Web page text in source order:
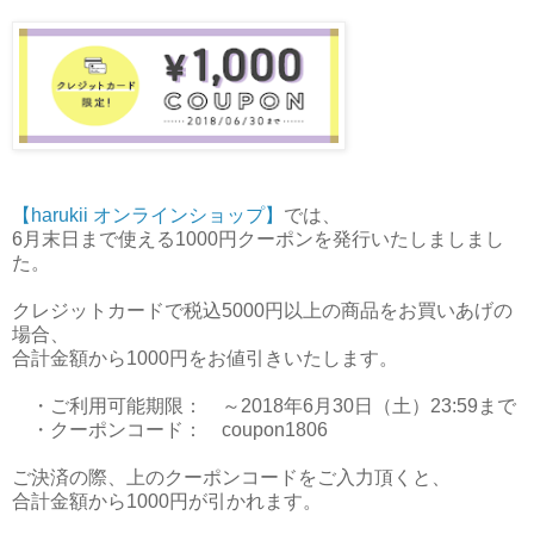
【harukii オンラインショップ】 では、
6月末日まで使える1000円クーポンを発行いたしましまし
た。
クレジットカードで税込5000円以上の商品をお買いあげの
場合、
合計金額から1000円をお値引きいたします。
・ご利用可能期限： ～2018年6月30日（土）23:59まで
・クーポンコード： coupon1806
ご決済の際、上のクーポンコードをご入力頂くと、
合計金額から1000円が引かれます。